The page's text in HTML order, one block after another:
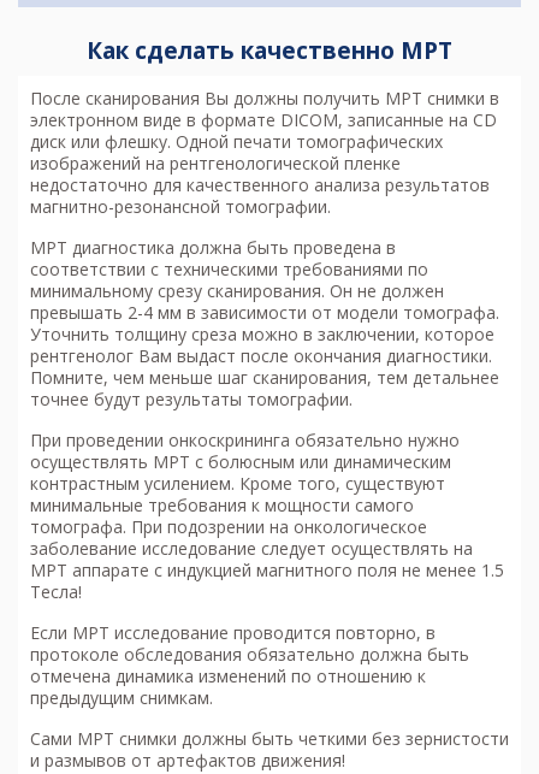
Как сделать качественно МРТ
После сканирования Вы должны получить МРТ снимки в
электронном виде в формате DICOM, записанные на CD
диск или флешку. Одной печати томографических
изображений на рентгенологической пленке
недостаточно для качественного анализа результатов
магнитно-резонансной томографии.
МРТ диагностика должна быть проведена в
соответствии с техническими требованиями по
минимальному срезу сканирования. Он не должен
превышать 2-4 мм в зависимости от модели томографа.
Уточнить толщину среза можно в заключении, которое
рентгенолог Вам выдаст после окончания диагностики.
Помните, чем меньше шаг сканирования, тем детальнее
точнее будут результаты томографии.
При проведении онкоскрининга обязательно нужно
осуществлять МРТ с болюсным или динамическим
контрастным усилением. Кроме того, существуют
минимальные требования к мощности самого
томографа. При подозрении на онкологическое
заболевание исследование следует осуществлять на
МРТ аппарате с индукцией магнитного поля не менее 1.5
Тесла!
Если МРТ исследование проводится повторно, в
протоколе обследования обязательно должна быть
отмечена динамика изменений по отношению к
предыдущим снимкам.
Сами МРТ снимки должны быть четкими без зернистости
и размывов от артефактов движения!